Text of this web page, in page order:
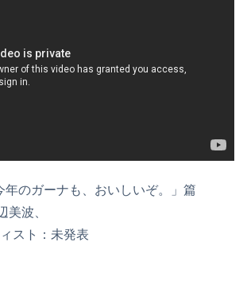
年のガーナも、おいしいぞ。」篇
美波、
スト：未発表